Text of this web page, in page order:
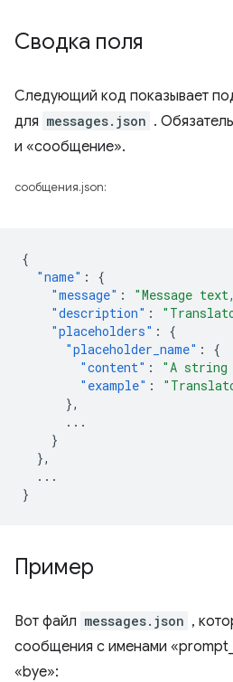
Сводка поля
Следующий код показывает
для messages.json .
и «сообщение».
сообщения.json:
{
"name" :
{
"message" :
"Message
"description" :
"placeholders" :
{
"placeholder_name" :
{
"content" :
"A string
"example" :
},
...
}
},
...
}
Пример
Вот файл messages.json ,
сообщения с именами
«bye»: